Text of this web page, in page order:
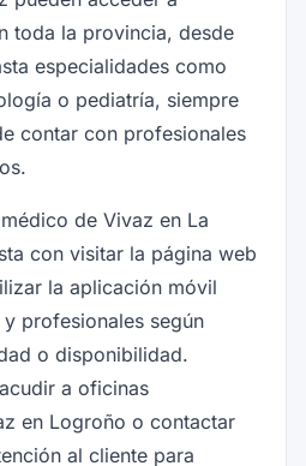
toda la provincia, desde
especialidades como
o pediatría, siempre
contar con profesionales
de Vivaz en La
con visitar la página web
la aplicación móvil
profesionales según
o disponibilidad.
a oficinas
en Logroño o contactar
al cliente para